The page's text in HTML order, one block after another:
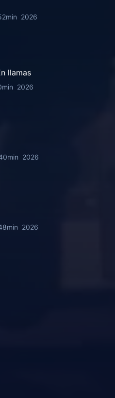
2026
llamas
2026
2026
2026